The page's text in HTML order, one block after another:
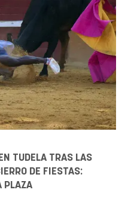
TUDELA TRAS LAS
DE FIESTAS:
PLAZA